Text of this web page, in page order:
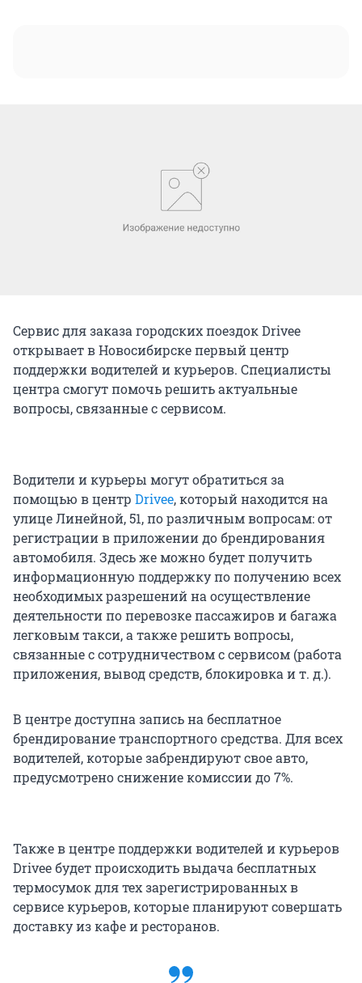
Сервис для заказа городских поездок Drivee
открывает в Новосибирске первый центр
поддержки водителей и курьеров. Специалисты
центра смогут помочь решить актуальные
вопросы, связанные с сервисом.
Водители и курьеры могут обратиться за
помощью в центр Drivee, который находится на
улице Линейной, 51, по различным вопросам: от
регистрации в приложении до брендирования
автомобиля. Здесь же можно будет получить
информационную поддержку по получению всех
необходимых разрешений на осуществление
деятельности по перевозке пассажиров и багажа
легковым такси, а также решить вопросы,
связанные с сотрудничеством с сервисом (работа
приложения, вывод средств, блокировка и т. д.).
В центре доступна запись на бесплатное
брендирование транспортного средства. Для всех
водителей, которые забрендируют свое авто,
предусмотрено снижение комиссии до 7%.
Также в центре поддержки водителей и курьеров
Drivee будет происходить выдача бесплатных
термосумок для тех зарегистрированных в
сервисе курьеров, которые планируют совершать
доставку из кафе и ресторанов.